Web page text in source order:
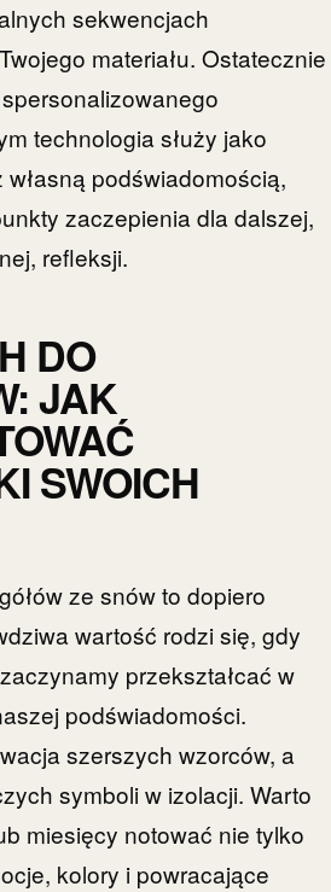
sekwencjach
materiału. Ostatecznie
technologia służy jako
podświadomością,
zaczepienia dla dalszej,
refleksji.
DO
JAK
SWOICH
ze snów to dopiero
wartość rodzi się, gdy
przekształcać w
podświadomości.
szerszych wzorców, a
symboli w izolacji. Warto
miesięcy notować nie tylko
kolory i powracające